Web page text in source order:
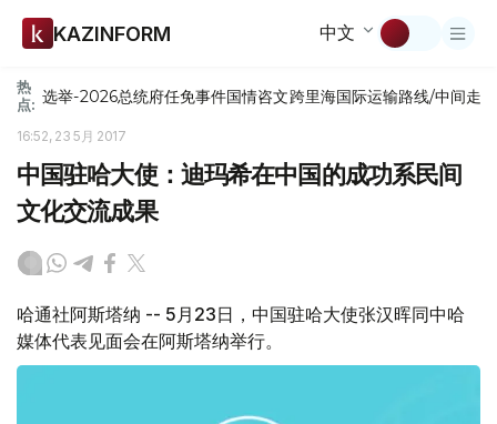
KAZINFORM 中文
热
点: 选举-2026总统府任免事件国情咨文跨里海国际运输路线/中间走廊
16:52, 23 5月 2017
中国驻哈大使：迪玛希在中国的成功系民间
文化交流成果
哈通社阿斯塔纳 -- 5月23日，中国驻哈大使张汉晖同中哈
媒体代表见面会在阿斯塔纳举行。